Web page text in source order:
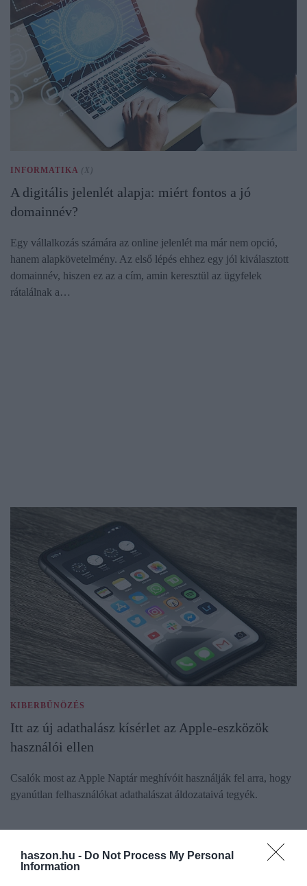
haszon.hu - Do Not Process My Personal
Information
INFORMATIKA (X)
A digitális jelenlét alapja: miért fontos a jó
domainnév?
Egy vállalkozás számára az online jelenlét ma már nem opció,
hanem alapkövetelmény. Az első lépés ehhez egy jól kiválasztott
domainnév, hiszen ez az a cím, amin keresztül az ügyfelek
rátalálnak a…
KIBERBŰNÖZÉS
Itt az új adathalász kísérlet az Apple-eszközök
használói ellen
Csalók most az Apple Naptár meghívóit használják fel arra, hogy
gyanútlan felhasználókat adathalászat áldozataivá tegyék.